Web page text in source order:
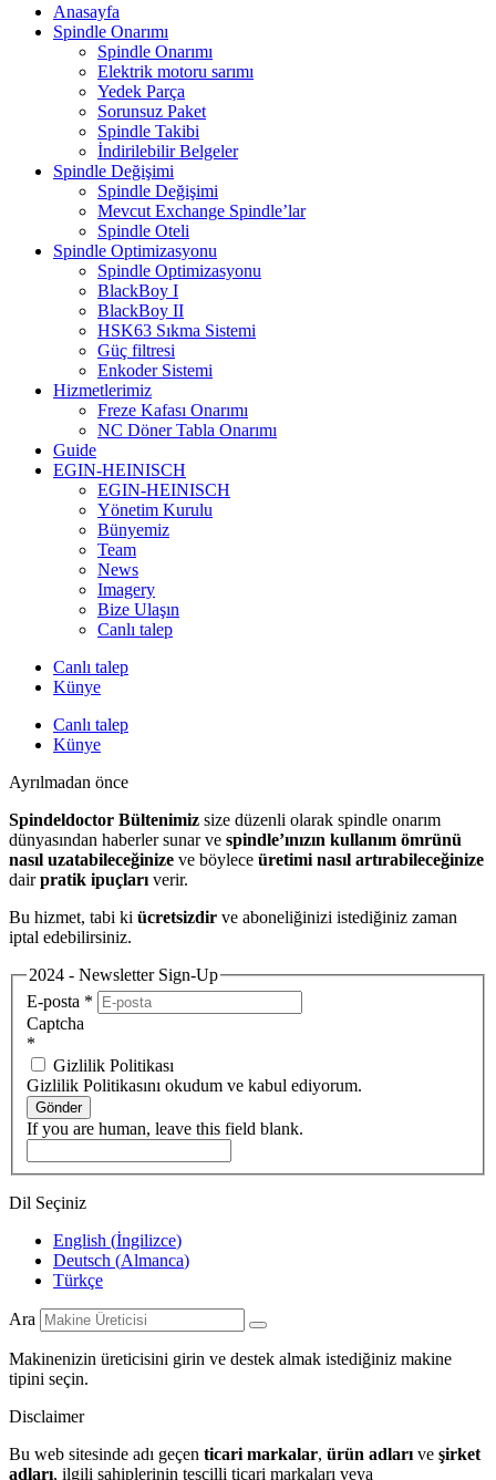
Anasayfa
Spindle Onarımı
Spindle Onarımı
Elektrik motoru sarımı
Yedek Parça
Sorunsuz Paket
Spindle Takibi
İndirilebilir Belgeler
Spindle Değişimi
Spindle Değişimi
Mevcut Exchange Spindle’lar
Spindle Oteli
Spindle Optimizasyonu
Spindle Optimizasyonu
BlackBoy I
BlackBoy II
HSK63 Sıkma Sistemi
Güç filtresi
Enkoder Sistemi
Hizmetlerimiz
Freze Kafası Onarımı
NC Döner Tabla Onarımı
Guide
EGIN-HEINISCH
EGIN-HEINISCH
Yönetim Kurulu
Bünyemiz
Team
News
Imagery
Bize Ulaşın
Canlı talep
Canlı talep
Künye
Canlı talep
Künye
Ayrılmadan önce
Spindeldoctor Bültenimiz size düzenli olarak spindle onarım
dünyasından haberler sunar ve spindle’ınızın kullanım ömrünü
nasıl uzatabileceğinize ve böylece üretimi nasıl artırabileceğinize
dairpratik ipuçları verir.
Bu hizmet, tabi ki ücretsizdir ve aboneliğinizi istediğiniz zaman
iptal edebilirsiniz.
2024 - Newsletter Sign-Up
E-posta *
Captcha
*
Gizlilik Politikası
Gizlilik Politikasını okudum ve kabul ediyorum.
Gönder
If you are human, leave this field blank.
Dil Seçiniz
English (İngilizce)
Deutsch (Almanca)
Türkçe
Ara
Makinenizin üreticisini girin ve destek almak istediğiniz makine
tipini seçin.
Disclaimer
Bu web sitesinde adı geçen ticari markalar, ürün adlarıve şirket
adları, ilgili sahiplerinin tescilli ticari markaları veya